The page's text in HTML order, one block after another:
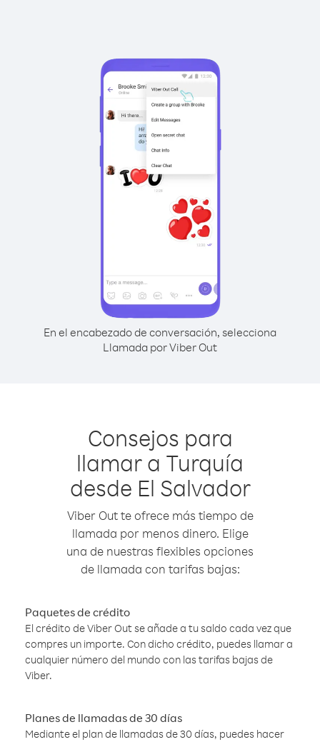
En el encabezado de conversación, selecciona
Llamada por Viber Out
Consejos para
llamar a Turquía
desde El Salvador
Viber Out te ofrece más tiempo de
llamada por menos dinero. Elige
una de nuestras flexibles opciones
de llamada con tarifas bajas:
Paquetes de crédito
El crédito de Viber Out se añade a tu saldo cada vez que
compres un importe. Con dicho crédito, puedes llamar a
cualquier número del mundo con las tarifas bajas de
Viber.
Planes de llamadas de 30 días
Mediante el plan de llamadas de 30 días, puedes hacer